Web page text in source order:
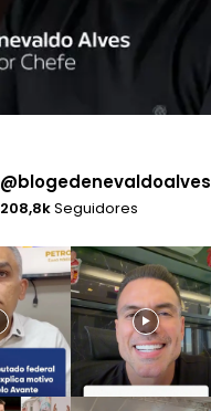
@blogedenevaldoalves
208,8kSeguidores